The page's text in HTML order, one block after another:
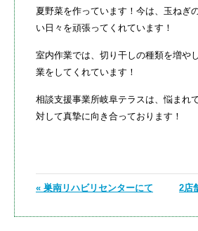
夏野菜を作っています！今は、玉ねぎ
い日々を頑張ってくれています！
室内作業では、切り干しの種類を増や
業をしてくれています！
相談支援事業所岐阜テラスは、悩まれ
対して真摯に向き合っております！
« 巣南リハビリセンターにて 2店